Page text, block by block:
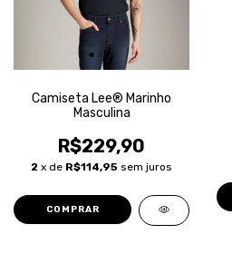
Camiseta Lee® Marinho
Masculina
R$229,90
2 x de R$114,95 sem juros
COMPRAR